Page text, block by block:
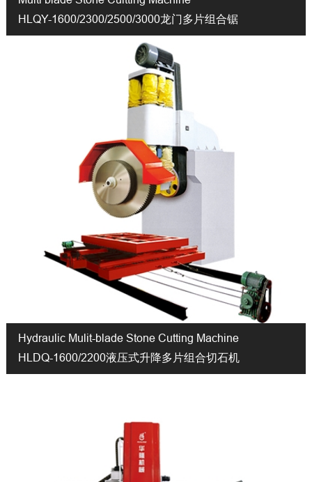
HLQY-1600/2300/2500/3000龙门多片组合锯
Hydraulic Mulit-blade Stone Cutting Machine
HLDQ-1600/2200液压式升降多片组合切石机